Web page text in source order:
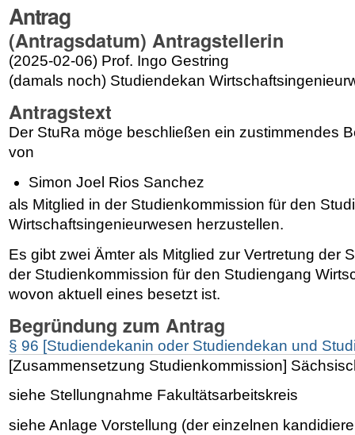
Antrag
(Antragsdatum) Antragstellerin
(2025-02-06) Prof. Ingo Gestring
(damals noch) Studiendekan
Antragstext
Der StuRa möge beschließen ein zustimmendes
von
Simon Joel Rios Sanchez
als Mitglied in der Studienkommission für den
Wirtschaftsingenieurwesen herzustellen.
Es gibt zwei Ämter als Mitglied zur Vertretung der
der Studienkommission für den Studiengang
wovon aktuell eines besetzt ist.
Begründung zum Antrag
§ 96 [Studiendekanin oder Studiendekan und
[Zusammensetzung Studienkommission]
siehe Stellungnahme Fakultätsarbeitskreis
siehe Anlage Vorstellung (der einzelnen